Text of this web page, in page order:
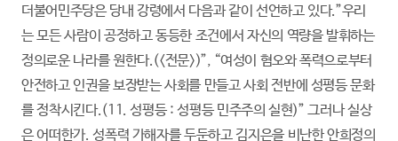
더불어민주당은 당내 강령에서 다음과 같이 선언하고 있다.”우리
는 모든 사람이 공정하고 동등한 조건에서 자신의 역량을 발휘하는
정의로운 나라를 원한다.(<전문>)”, “여성이 혐오와 폭력으로부터
안전하고 인권을 보장받는 사회를 만들고 사회 전반에 성평등 문화
를 정착시킨다.(11. 성평등 : 성평등 민주주의 실현)” 그러나 실상
은 어떠한가. 성폭력 가해자를 두둔하고 김지은을 비난한 안희정의